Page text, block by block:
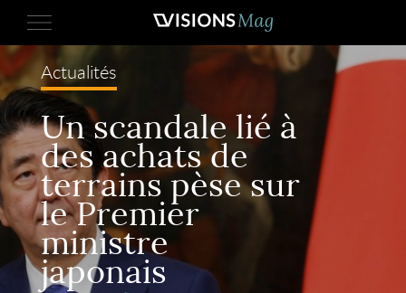
Actualités
Un scandale lié à
des achats de
terrains pèse sur
le Premier
ministre
japonais